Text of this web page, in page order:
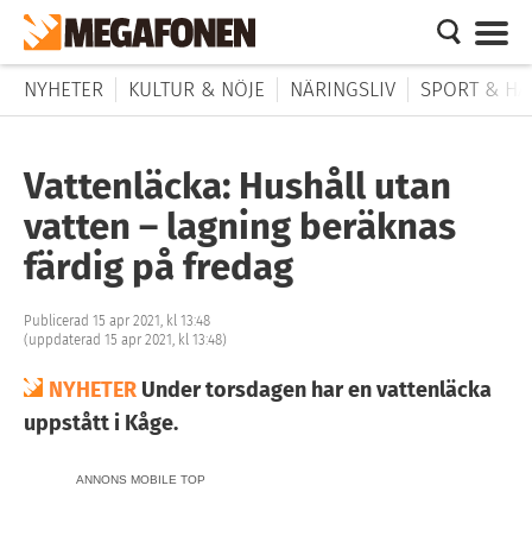
NYHETER KULTUR & NÖJE NÄRINGSLIV SPORT &
Vattenläcka: Hushåll utan
vatten – lagning beräknas
färdig på fredag
Publicerad 15 apr 2021, kl 13:48
(uppdaterad 15 apr 2021, kl 13:48)
NYHETER Under torsdagen har en vattenläcka
uppstått i Kåge.
ANNONS MOBILE TOP